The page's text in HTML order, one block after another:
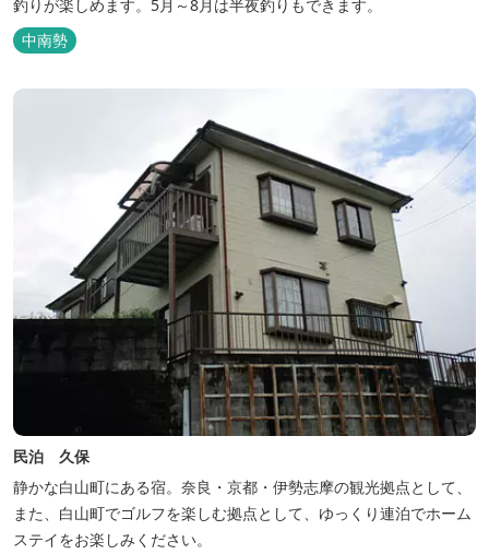
釣りが楽しめます。5月～8月は半夜釣りもできます。
中南勢
民泊 久保
静かな白山町にある宿。奈良・京都・伊勢志摩の観光拠点として、
また、白山町でゴルフを楽しむ拠点として、ゆっくり連泊でホーム
ステイをお楽しみください。